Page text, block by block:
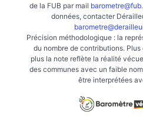
de la FUB par mail
données, contacter
Précision méthodologique : la
du nombre de contributions.
plus la note reflète la réalité
des communes avec un faible
être interprétées